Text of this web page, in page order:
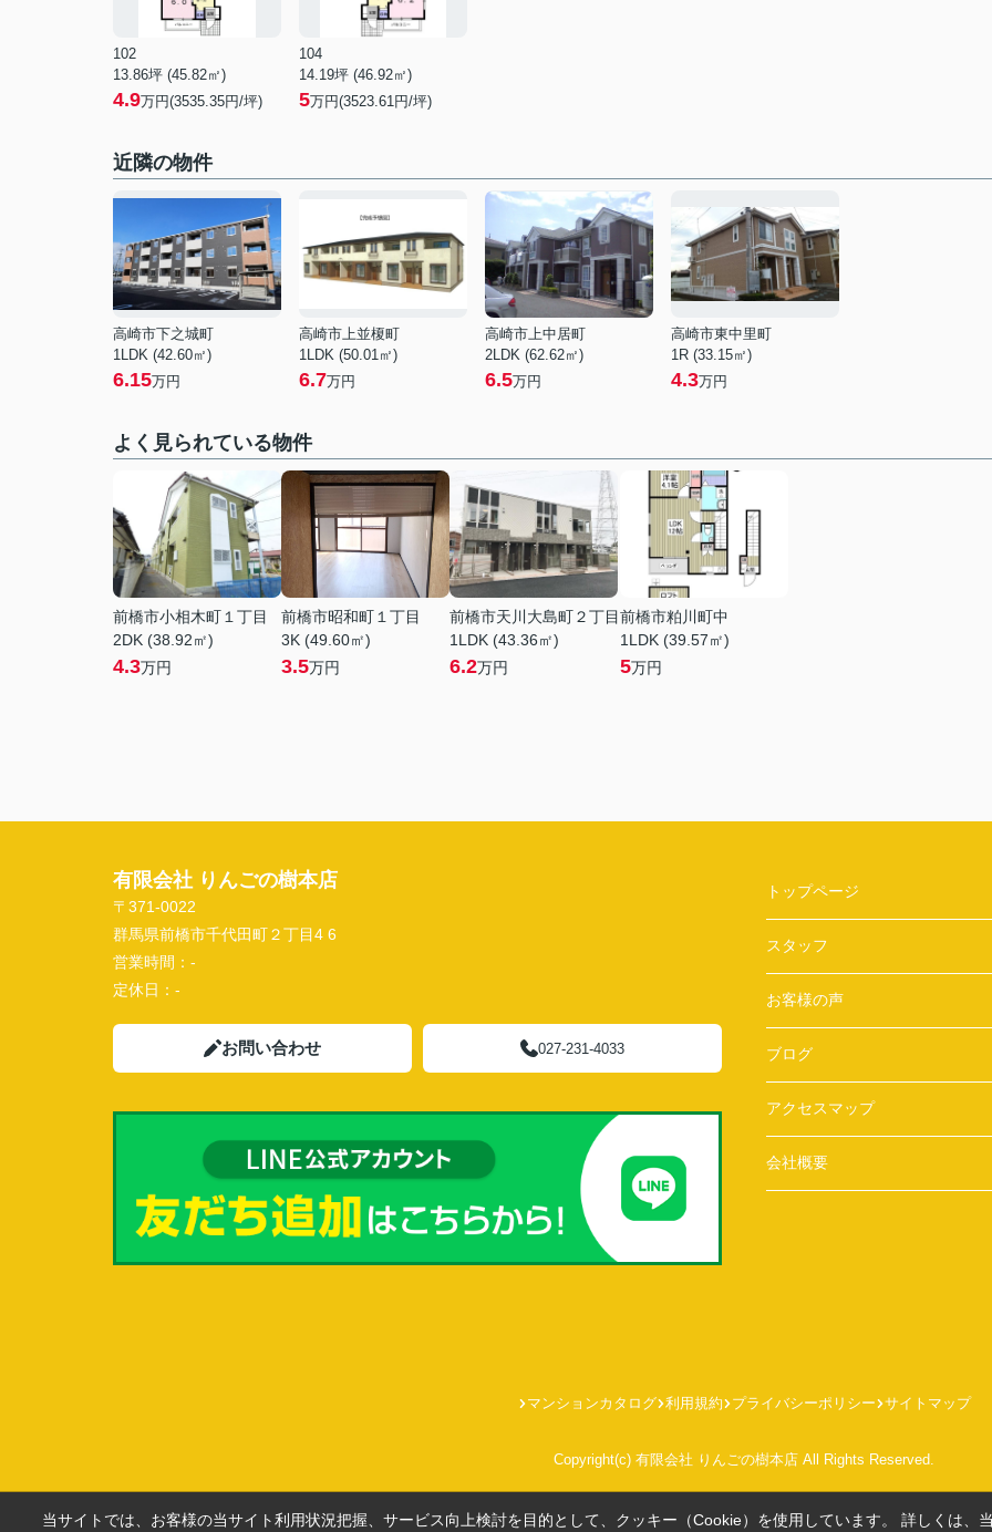
102
13.86坪 (45.82㎡)
4.9万円(3535.35円/坪)
104
14.19坪 (46.92㎡)
5万円(3523.61円/坪)
近隣の物件
高崎市下之城町
1LDK (42.60㎡)
6.15万円
高崎市上並榎町
1LDK (50.01㎡)
6.7万円
高崎市上中居町
2LDK (62.62㎡)
6.5万円
高崎市東中里町
1R (33.15㎡)
4.3万円
よく見られている物件
前橋市小相木町１丁目
2DK (38.92㎡)
4.3万円
前橋市昭和町１丁目
3K (49.60㎡)
3.5万円
前橋市天川大島町２丁目
1LDK (43.36㎡)
6.2万円
前橋市粕川町中
1LDK (39.57㎡)
5万円
有限会社 りんごの樹本店
〒371-0022
群馬県前橋市千代田町２丁目4 6
営業時間： -
定休日： -
お問い合わせ 027-231-4033
トップページ
スタッフ
お客様の声
ブログ
アクセスマップ
会社概要
マンションカタログ 利用規約 プライバシーポリシー サイトマップ
Copyright(c) 有限会社 りんごの樹本店 All Rights Reserved.
当サイトでは、お客様の当サイト利用状況把握、サービス向上検討を目的として、クッキー（Cookie）を使用しています。 詳しくは、